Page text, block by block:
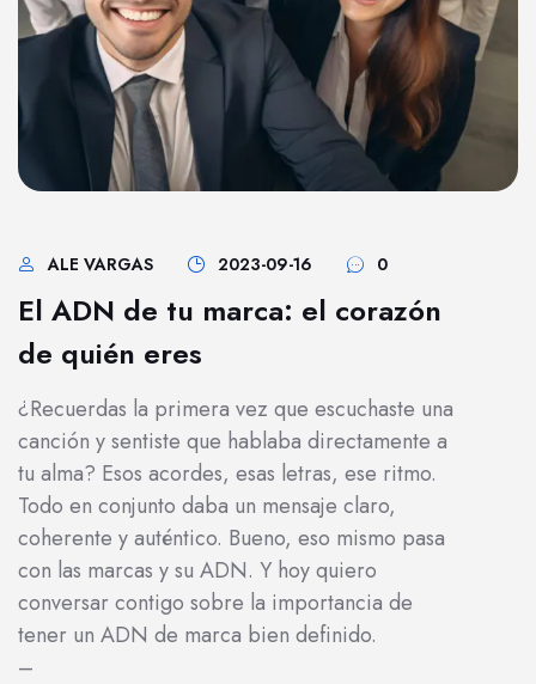
ALE VARGAS 2023-09-16 0
El ADN de tu marca: el corazón
de quién eres
¿Recuerdas la primera vez que escuchaste una
canción y sentiste que hablaba directamente a
tu alma? Esos acordes, esas letras, ese ritmo.
Todo en conjunto daba un mensaje claro,
coherente y auténtico. Bueno, eso mismo pasa
con las marcas y su ADN. Y hoy quiero
conversar contigo sobre la importancia de
tener un ADN de marca bien definido.
–